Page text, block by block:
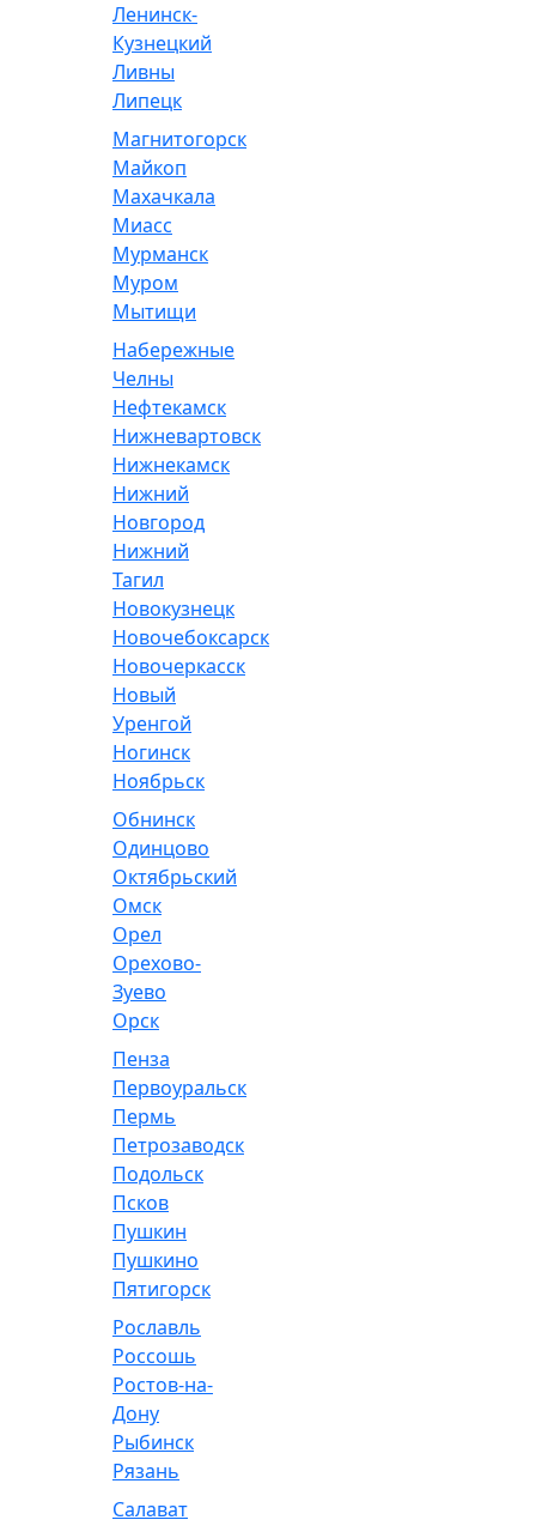
Ленинск-
Кузнецкий
Ливны
Липецк
Магнитогорск
Майкоп
Махачкала
Миасс
Мурманск
Муром
Мытищи
Набережные
Челны
Нефтекамск
Нижневартовск
Нижнекамск
Нижний
Новгород
Нижний
Тагил
Новокузнецк
Новочебоксарск
Новочеркасск
Новый
Уренгой
Ногинск
Ноябрьск
Обнинск
Одинцово
Октябрьский
Омск
Орел
Орехово-
Зуево
Орск
Пенза
Первоуральск
Пермь
Петрозаводск
Подольск
Псков
Пушкин
Пушкино
Пятигорск
Рославль
Россошь
Ростов-на-
Дону
Рыбинск
Рязань
Салават